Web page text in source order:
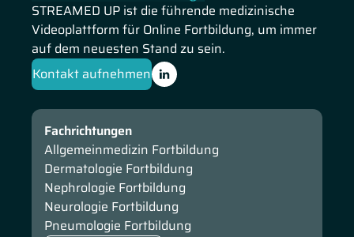
STREAMED UP ist die führende medizinische
Videoplattform für Online Fortbildung, um immer
auf dem neuesten Stand zu sein.
Kontakt aufnehmen
Fachrichtungen
Allgemeinmedizin Fortbildung
Dermatologie Fortbildung
Nephrologie Fortbildung
Neurologie Fortbildung
Pneumologie Fortbildung